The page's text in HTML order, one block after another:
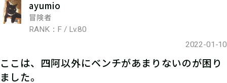
ayumio
冒険者
RANK：F / Lv.80
2022-01-10
ここは、四阿以外にベンチがあまりないのが困り
ました。